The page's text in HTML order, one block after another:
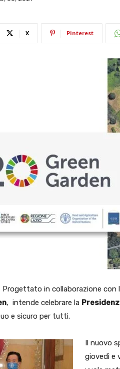
X Pinterest
Progettato in collaborazione con
, intende celebrare la
e sicuro per tutti.
Il nuovo
giovedì e